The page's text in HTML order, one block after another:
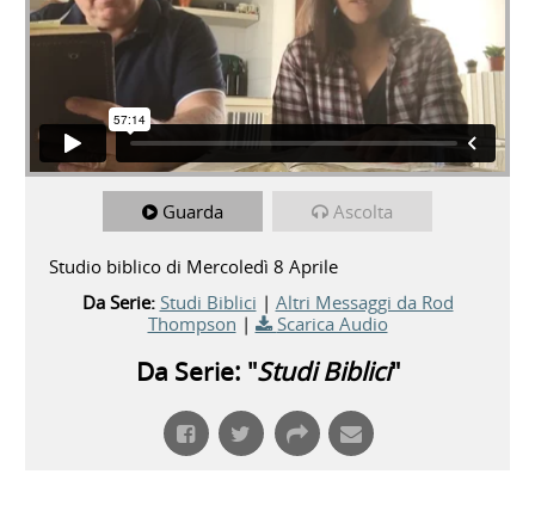
Guarda Ascolta
Studio biblico di Mercoledì 8 Aprile
Da Serie: Studi Biblici | Altri Messaggi da Rod
Thompson | Scarica Audio
Da Serie: "Studi Biblici"